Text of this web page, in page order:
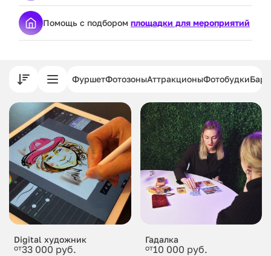
Помощь с подбором площадки для мероприятий
ФуршетФотозоныАттракционыФотобудкиБары
Digital художник
от33 000 руб.
Гадалка
от10 000 руб.